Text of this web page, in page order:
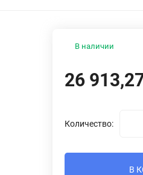
В наличии
26
Количество:
В